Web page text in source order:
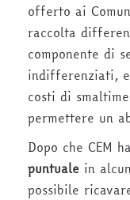
offerto ai
raccolta
componente di
indifferenziati,
costi di
permettere un
Dopo che CEM
puntuale in
possibile